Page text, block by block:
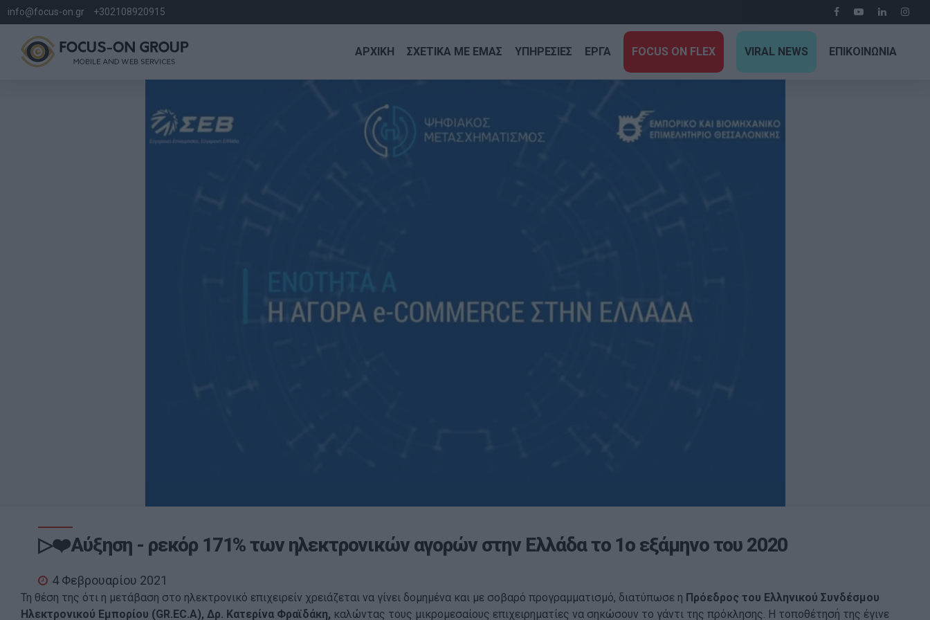
info@focus-on.gr +302108920915
ΑΡΧΙΚΗ ΣΧΕΤΙΚΑ ΜΕ ΕΜΑΣ ΥΠΗΡΕΣΙΕΣ ΕΡΓΑ FOCUS ON FLEX VIRAL NEWS ΕΠΙΚΟΙΝΩΝΙΑ
▷❤️Αύξηση - ρεκόρ 171% των ηλεκτρονικών αγορών στην Ελλάδα το 1ο εξάμηνο του 2020
4 Φεβρουαρίου 2021
Τη θέση της ότι η μετάβαση στο ηλεκτρονικό επιχειρείν χρειάζεται να γίνει δομημένα και με σοβαρό προγραμματισμό, διατύπωσε η Πρόεδρος του Ελληνικού Συνδέσμου
Ηλεκτρονικού Εμπορίου (GR.EC.A), Δρ. Κατερίνα Φραϊδάκη, καλώντας τους μικρομεσαίους επιχειρηματίες να σηκώσουν το γάντι της πρόκλησης. Η τοποθέτησή της έγινε